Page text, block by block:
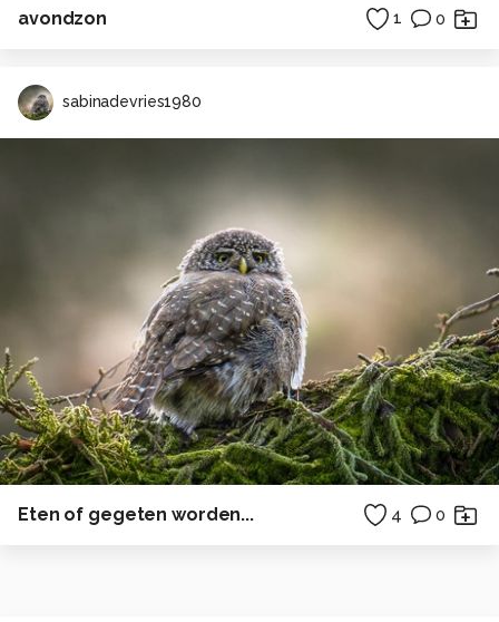
avondzon 1 0
sabinadevries1980
Eten of gegeten worden... 4 0